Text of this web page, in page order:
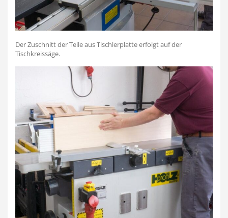
Der Zuschnitt der Teile aus Tischlerplatte erfolgt auf der
Tischkreissäge.